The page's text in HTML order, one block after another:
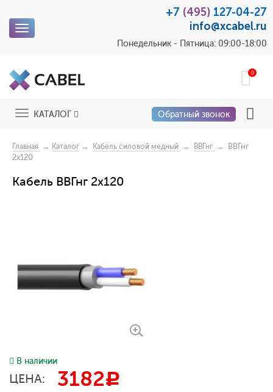
Toggle
+7 (495) 127-04-27
info@xcabel.ru
Понедельник - Пятница: 09:00-18:00
0
ToggleКАТАЛОГ Обратный звонок
Главная → Каталог → Кабель силовой медный → ВВГнг → ВВГнг
2х120
Кабель ВВГнг 2х120
В наличии
ЦЕНА: 3182c